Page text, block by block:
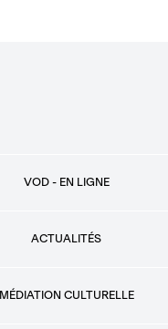
VOD - EN LIGNE
ACTUALITÉS
MÉDIATION CULTURELLE